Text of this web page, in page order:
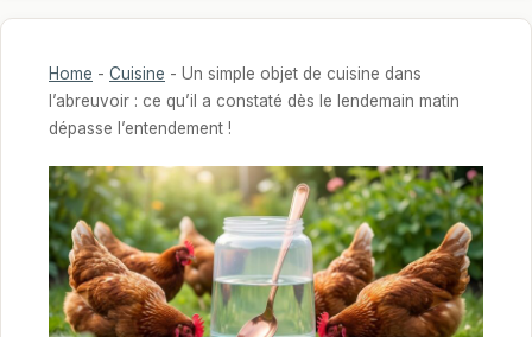
Home - Cuisine - Un simple objet de cuisine dans
l’abreuvoir : ce qu’il a constaté dès le lendemain matin
dépasse l’entendement !